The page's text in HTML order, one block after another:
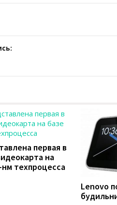
первая в
на
нм техпроцесса
Lenovo